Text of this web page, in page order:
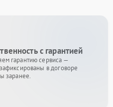
с гарантией
гарантию сервиса —
в договоре
заранее.